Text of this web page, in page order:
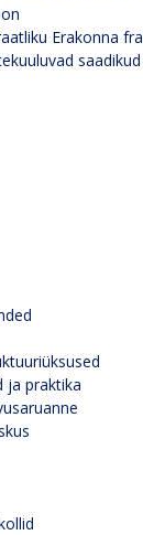
Erakonna
saadikud
ja praktika